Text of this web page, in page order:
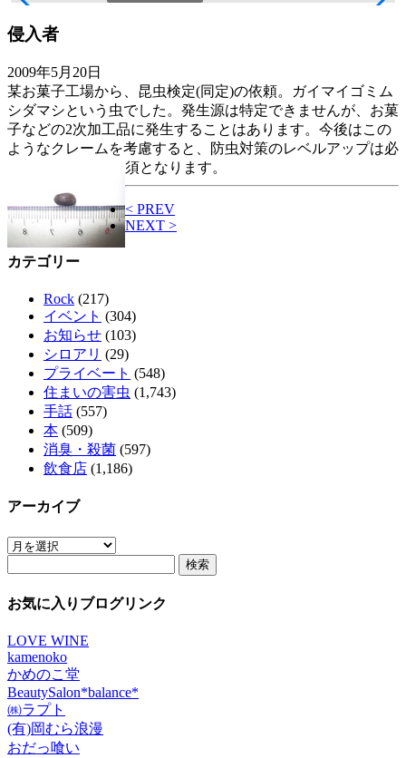
侵入者
2009年5月20日
某お菓子工場から、昆虫検定(同定)の依頼。ガイマイゴミム
シダマシという虫でした。発生源は特定できませんが、お菓
子などの2次加工品に発生することはあります。今後はこの
ようなクレームを考慮すると、防虫対策のレベルアップは必
須となります。
< PREV
NEXT >
カテゴリー
Rock (217)
イベント (304)
お知らせ (103)
シロアリ (29)
プライベート (548)
住まいの害虫 (1,743)
手話 (557)
本 (509)
消臭・殺菌 (597)
飲食店 (1,186)
アーカイブ
ア
イ
お気に入りブログリンク
LOVE WINE
kamenoko
かめのこ堂
BeautySalon*balance*
㈱ラプト
(有)岡むら浪漫
おだっ喰い